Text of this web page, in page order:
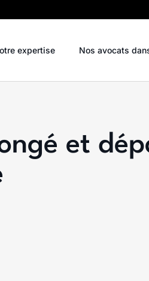
expertise Nos avocats
et